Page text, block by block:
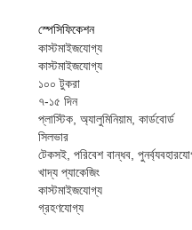
স্পেসিফিকেশন
কাস্টমাইজযোগ্য
কাস্টমাইজযোগ্য
১০০ টুকরা
৭-১৫ দিন
প্লাস্টিক, অ্যালুমিনিয়াম, কার্ডবোর্ড
সিলভার
টেকসই, পরিবেশ বান্ধব,
খাদ্য প্যাকেজিং
কাস্টমাইজযোগ্য
গ্রহণযোগ্য